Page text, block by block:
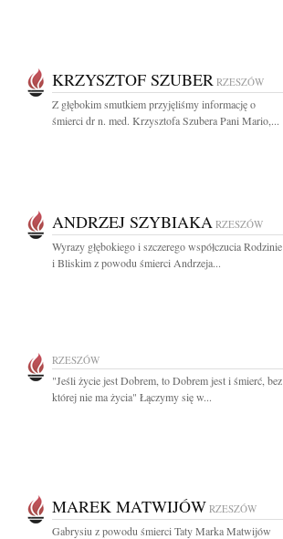
KRZYSZTOF SZUBER RZESZÓW
Z głębokim smutkiem przyjęliśmy informację o
śmierci dr n. med. Krzysztofa Szubera Pani Mario,...
ANDRZEJ SZYBIAKA RZESZÓW
Wyrazy głębokiego i szczerego współczucia Rodzinie
i Bliskim z powodu śmierci Andrzeja...
RZESZÓW
"Jeśli życie jest Dobrem, to Dobrem jest i śmierć, bez
której nie ma życia" Łączymy się w...
MAREK MATWIJÓW RZESZÓW
Gabrysiu z powodu śmierci Taty Marka Matwijów